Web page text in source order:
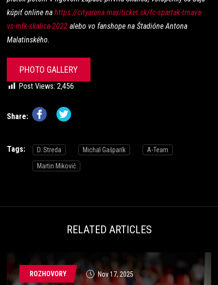
kúpiť online na https://cityarena.maxiticket.sk/fc-spartak-trnava-
vs-mfk-skalica-2022 alebo vo fanshope na Štadióne Antona
Malatinského.
PHOTO GALLERY
Post Views: 2,456
Share:
Tags: D. Streda Michal Gašparík A-Team
Martin Mikovič
RELATED ARTICLES
ROZHOVORY Nov 17, 2025